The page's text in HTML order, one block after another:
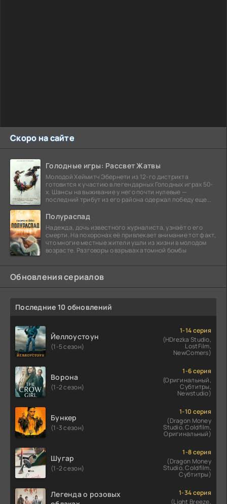
Скоро на сайте
Голодные игры: Рассвет Жатвы
Молодой Хеймитч Эбернети из 12-го дистрикта
готовится к участию в легендарных Голодных играх 50-
х. Шансы на выживание у него почти нулевые —
последний трибут из его района одержал победу еще
Полураспад
Надежда, дочь известного журналиста, узнаёт о его
смерти. На похоронах её привлекает внимание тот факт,
что многие местные жители ушли из жизни в молодом
возрасте. Разговоры о взрывах атомной бомбы
Обновления сериалов
Последние 10 обновлений
Йеллоустоун
(1-5 сезон)
1-14 серия
(HDrezka Studio,
LostFilm,
NewComers)
Ворона
(1-2 сезон)
1-6 серия
(Оригинальный,
Субтитры,
Newstudio)
Бункер
(1-3 сезон)
1-10 серия
(Dragon Money
Studio, Coldfilm,
Оригинальный)
Шугар
(1-2 сезон)
1-8 серия
(Dragon Money
Studio, Coldfilm,
Субтитры)
Легенда о розовых
1-34 серия
(Light Breeze,